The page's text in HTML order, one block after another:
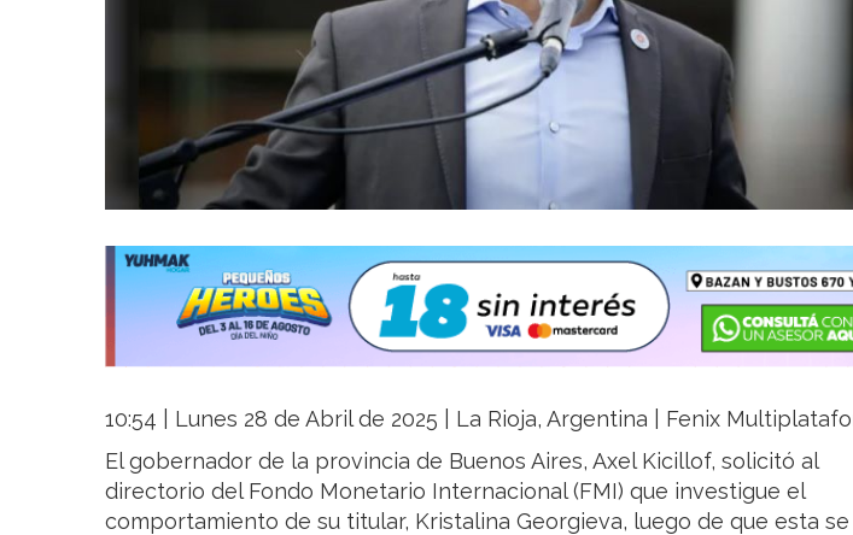
10:54 | Lunes 28 de Abril de 2025 | La Rioja, Argentina | Fenix
El gobernador de la provincia de Buenos Aires, Axel Kicillof, solicitó al
directorio del Fondo Monetario Internacional (FMI) que investigue el
comportamiento de su titular, Kristalina Georgieva, luego de que esta se